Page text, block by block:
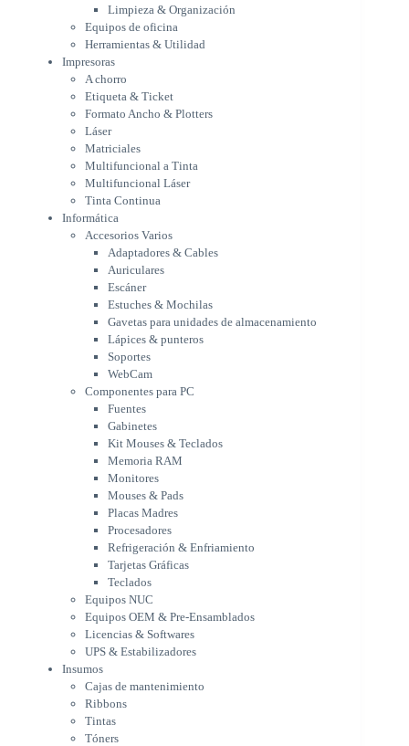
Matriciales
Multifuncional a Tinta
Tinta Continua
Informática
Accesorios Varios
Adaptadores & Cables
Auriculares
Escáner
Estuches & Mochilas
Gavetas para unidades de
almacenamiento
Lápices & punteros
Soportes
WebCam
Componentes para PC
Fuentes
Gabinetes
Kit Mouses & Teclados
Memoria RAM
Monitores
Mouses & Pads
Placas Madres
Procesadores
Refrigeración & Enfriamiento
Tarjetas Gráficas
Teclados
Equipos NUC
Equipos OEM & Pre-Ensamblados
Licencias & Softwares
UPS & Estabilizadores
Insumos
Cajas de mantenimiento
Ribbons
Tintas
Tóners
Varios
Network
Accesorios Redes
Adaptadores Bluetooth & WiFi
Limpieza & Organización
Equipos de oficina
Herramientas & Utilidad
Impresoras
A chorro
Etiqueta & Ticket
Formato Ancho & Plotters
Láser
Matriciales
Multifuncional a Tinta
Multifuncional Láser
Tinta Continua
Informática
Accesorios Varios
Adaptadores & Cables
Auriculares
Escáner
Estuches & Mochilas
Gavetas para unidades de almacenamiento
Lápices & punteros
Soportes
WebCam
Componentes para PC
Fuentes
Gabinetes
Kit Mouses & Teclados
Memoria RAM
Monitores
Mouses & Pads
Placas Madres
Procesadores
Refrigeración & Enfriamiento
Tarjetas Gráficas
Teclados
Equipos NUC
Equipos OEM & Pre-Ensamblados
Licencias & Softwares
UPS & Estabilizadores
Insumos
Cajas de mantenimiento
Ribbons
Tintas
Tóners